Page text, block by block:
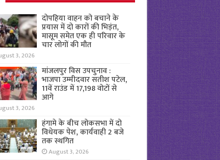
दोपहिया वाहन को बचाने के
प्रयास में दो कारों की भिड़ंत,
मासूम समेत एक ही परिवार के
चार लोगों की मौत
3, 2026
मांजलपुर विस उपचुनाव :
भाजपा उम्मीदवार सतीश पटेल,
11वें राउंड में 17,198 वोटों से
आगे
3, 2026
हंगामे के बीच लोकसभा में दो
विधेयक पेश, कार्यवाही 2 बजे
तक स्थगित
August 3, 2026